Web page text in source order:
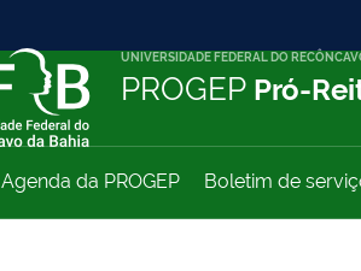
UNIVERSIDADE FEDERAL DO
PROGEP Pró-
Agenda da PROGEP Boletim de